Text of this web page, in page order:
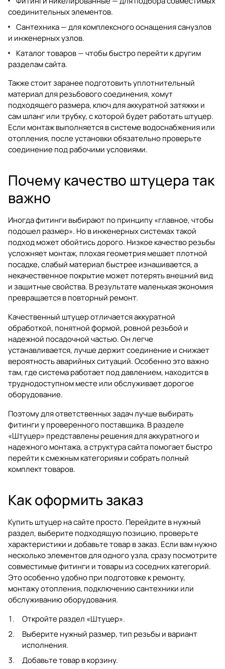
соединительных элементов.
Сантехника— для комплексного оснащения санузлов
и инженерных узлов.
Каталог товаров— чтобы быстро перейти к другим
разделам сайта.
Также стоит заранее подготовить уплотнительный
материал для резьбового соединения, хомут
подходящего размера, ключ для аккуратной затяжки и
сам шланг или трубку, с которой будет работать штуцер.
Если монтаж выполняется в системе водоснабжения или
отопления, после установки обязательно проверьте
соединение под рабочими условиями.
Почему качество штуцера так
важно
Иногда фитинги выбирают по принципу «главное, чтобы
подошел размер». Но в инженерных системах такой
подход может обойтись дорого. Низкое качество резьбы
усложняет монтаж, плохая геометрия мешает плотной
посадке, слабый материал быстрее изнашивается, а
некачественное покрытие может потерять внешний вид
и защитные свойства. В результате маленькая экономия
превращается в повторный ремонт.
Качественный штуцер отличается аккуратной
обработкой, понятной формой, ровной резьбой и
надежной посадочной частью. Он легче
устанавливается, лучше держит соединение и снижает
вероятность аварийных ситуаций. Особенно это важно
там, где система работает под давлением, находится в
труднодоступном месте или обслуживает дорогое
оборудование.
Поэтому для ответственных задач лучше выбирать
фитинги у проверенного поставщика. В разделе
«Штуцер» представлены решения для аккуратного и
надежного монтажа, а структура сайта помогает быстро
перейти к смежным категориям и собрать полный
комплект товаров.
Как оформить заказ
Купить штуцер на сайте просто. Перейдите в нужный
раздел, выберите подходящую позицию, проверьте
характеристики и добавьте товар в заказ. Если вам нужно
несколько элементов для одного узла, сразу посмотрите
совместимые фитинги и товары из соседних категорий.
Это особенно удобно при подготовке к ремонту,
монтажу отопления, подключению сантехники или
обслуживанию оборудования.
Откройте раздел «Штуцер».
Выберите нужный размер, тип резьбы и вариант
исполнения.
Добавьте товар в корзину.